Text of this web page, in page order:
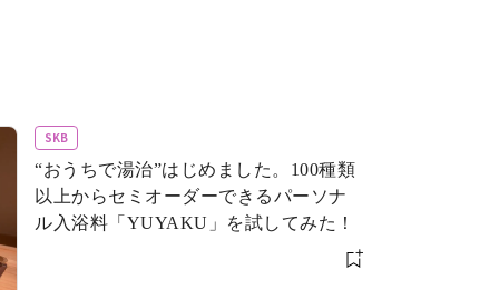
SKB
“おうちで湯治”はじめました。100種類
以上からセミオーダーできるパーソナ
ル入浴料「YUYAKU」を試してみた！